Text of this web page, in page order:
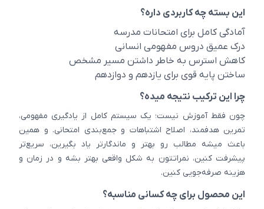
این بسته چه کاربردی داره؟
آمادگی کامل برای امتحانات مدرسه
درک عمیق دروس مفهومی انسانی
کاهش استرس به خاطر داشتن مسیر مشخص
ساختن پایه قوی برای یازدهم و دوازدهم
چرا این ترکیب نتیجه میده؟
چون فقط آموزش نیست؛ یک سیستم کامل از یادگیری مفهومی،
تمرین هدفمند، اصلاح اشتباهات و جمع‌بندی امتحانی. و همین
باعث میشه مطالب رو بهتر و ماندگارتر یاد بگیرین، سریع‌تر
پیشرفت کنین، نمراتتون به شکل واقعی بهتر بشه و در زمان و
هزینه صرفه‌جویی کنین.
این محصول برای چه کسانی مناسبه؟